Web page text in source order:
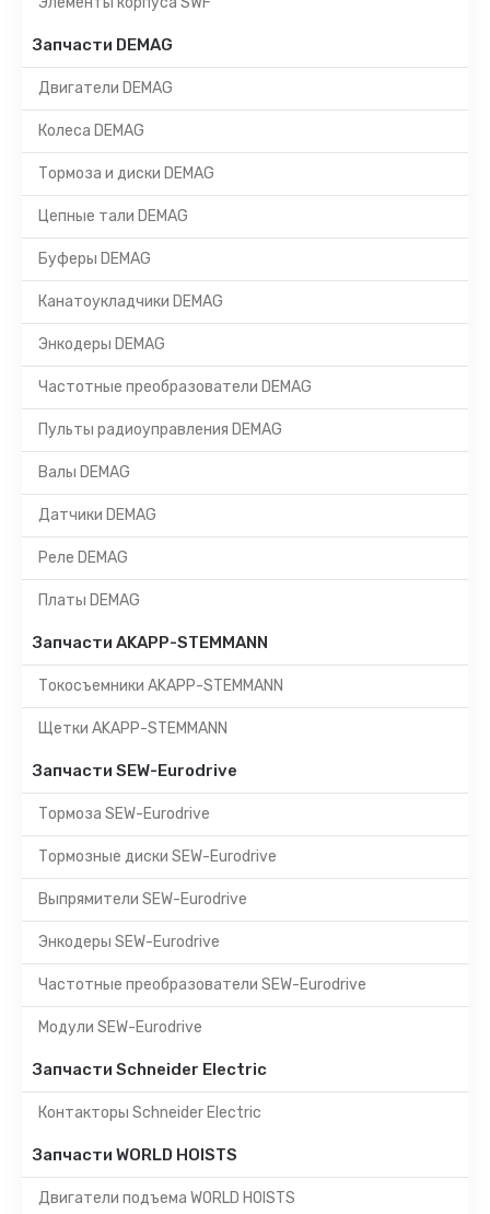
Запчасти DEMAG
Двигатели DEMAG
Колеса DEMAG
Тормоза и диски DEMAG
Цепные тали DEMAG
Буферы DEMAG
Канатоукладчики DEMAG
Энкодеры DEMAG
Частотные преобразователи DEMAG
Пульты радиоуправления DEMAG
Валы DEMAG
Датчики DEMAG
Реле DEMAG
Платы DEMAG
Запчасти AKAPP-STEMMANN
Токосъемники AKAPP-STEMMANN
Щетки AKAPP-STEMMANN
Запчасти SEW-Eurodrive
Тормоза SEW-Eurodrive
Тормозные диски SEW-Eurodrive
Выпрямители SEW-Eurodrive
Энкодеры SEW-Eurodrive
Частотные преобразователи SEW-Eurodrive
Модули SEW-Eurodrive
Запчасти Schneider Electric
Контакторы Schneider Electric
Запчасти WORLD HOISTS
Двигатели подъема WORLD HOISTS